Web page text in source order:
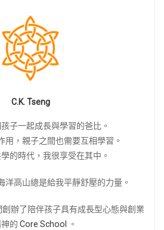
C.K. Tseng
子一起成長與學習的爸比。
用，親子之間也需要互相學習。
的時代，我很享受在其中。
洋高山總是給我平靜舒壓的力量。
辦了陪伴孩子具有成長型心態與創業
的 Core School 。